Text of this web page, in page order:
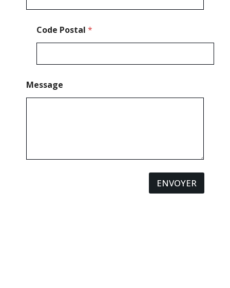
Code Postal *
Message
ENVOYER